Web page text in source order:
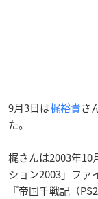
9月3日は梶裕貴さ
た。
梶さんは2003年10
ション2003」ファ
『帝国千戦記（